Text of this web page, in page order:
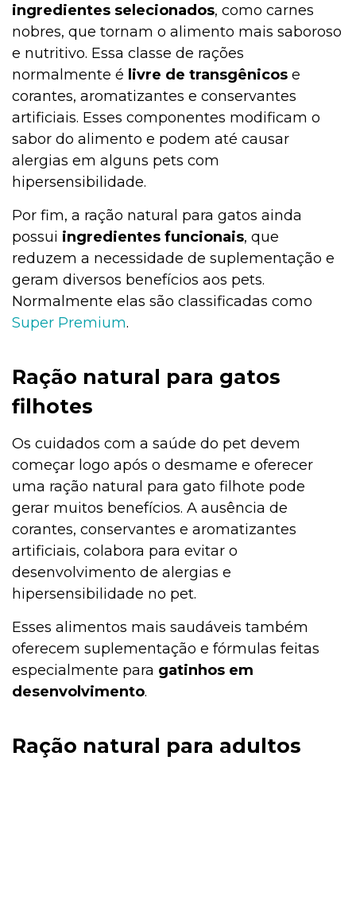
ingredientes selecionados, como carnes
nobres, que tornam o alimento mais saboroso
e nutritivo. Essa classe de rações
normalmente é livre de transgênicos e
corantes, aromatizantes e conservantes
artificiais. Esses componentes modificam o
sabor do alimento e podem até causar
alergias em alguns pets com
hipersensibilidade.
Por fim, a ração natural para gatos ainda
possui ingredientes funcionais, que
reduzem a necessidade de suplementação e
geram diversos benefícios aos pets.
Normalmente elas são classificadas como
Super Premium.
Ração natural para gatos
filhotes
Os cuidados com a saúde do pet devem
começar logo após o desmame e oferecer
uma ração natural para gato filhote pode
gerar muitos benefícios. A ausência de
corantes, conservantes e aromatizantes
artificiais, colabora para evitar o
desenvolvimento de alergias e
hipersensibilidade no pet.
Esses alimentos mais saudáveis também
oferecem suplementação e fórmulas feitas
especialmente para gatinhos em
desenvolvimento.
Ração natural para adultos